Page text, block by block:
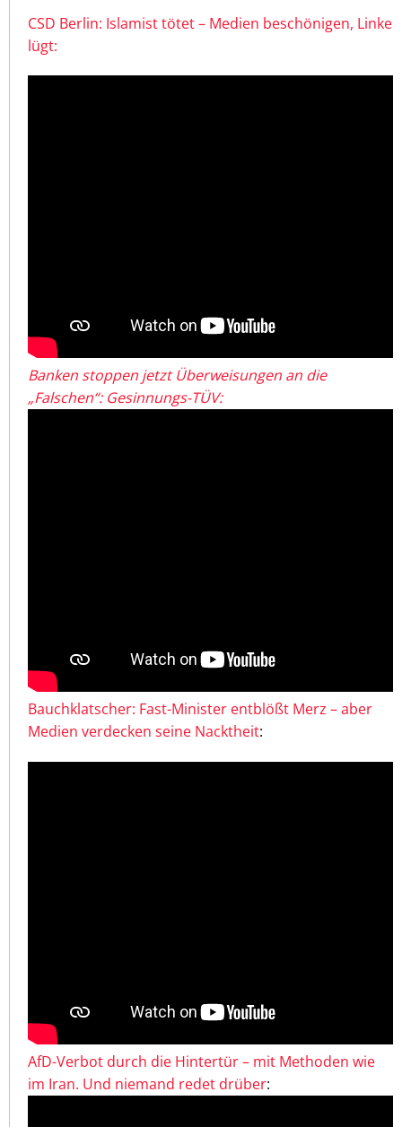
CSD Berlin: Islamist tötet – Medien beschönigen, Linke
lügt:
Banken stoppen jetzt Überweisungen an die
„Falschen“: Gesinnungs-TÜV:
Bauchklatscher: Fast-Minister entblößt Merz – aber
Medien verdecken seine Nacktheit:
AfD-Verbot durch die Hintertür – mit Methoden wie
im Iran. Und niemand redet drüber: